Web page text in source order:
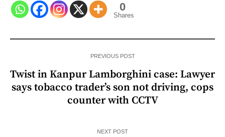
0
Shares
PREVIOUS POST
Twist in Kanpur Lamborghini case: Lawyer
says tobacco trader’s son not driving, cops
counter with CCTV
NEXT POST